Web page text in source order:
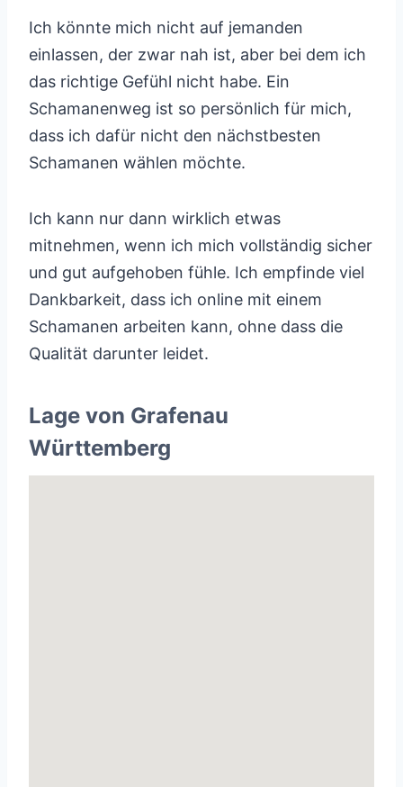
Ich könnte mich nicht auf jemanden
einlassen, der zwar nah ist, aber bei dem ich
das richtige Gefühl nicht habe. Ein
Schamanenweg ist so persönlich für mich,
dass ich dafür nicht den nächstbesten
Schamanen wählen möchte.
Ich kann nur dann wirklich etwas
mitnehmen, wenn ich mich vollständig sicher
und gut aufgehoben fühle. Ich empfinde viel
Dankbarkeit, dass ich online mit einem
Schamanen arbeiten kann, ohne dass die
Qualität darunter leidet.
Lage von Grafenau
Württemberg